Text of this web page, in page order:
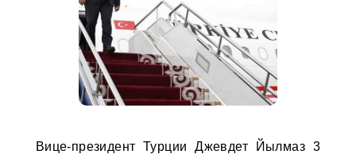
Вице-президент Турции Джевдет Йылмаз 3